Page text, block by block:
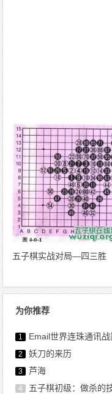
五子棋实战对局—四三胜
为你推荐
1 Email世界连珠通讯
2 妖刀的来历
3 芦海
4 五子棋初级：做杀的